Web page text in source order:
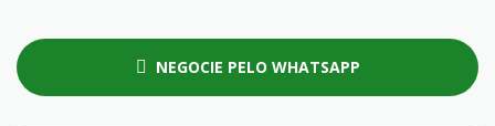
NEGOCIE PELO WHATSAPP